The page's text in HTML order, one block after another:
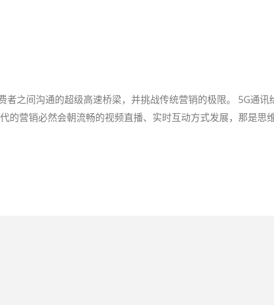
之间沟通的超级高速桥梁，并挑战传统营销的极限。 5G通讯
的营销必然会朝流畅的视频直播、实时互动方式发展，那是思